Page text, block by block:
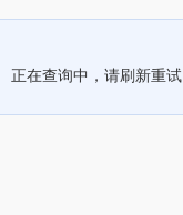
正在查询中，请刷新重试